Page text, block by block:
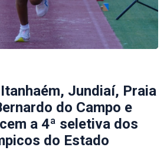
Jundiaí, Praia
do Campo e
a 4ª seletiva dos
do Estado